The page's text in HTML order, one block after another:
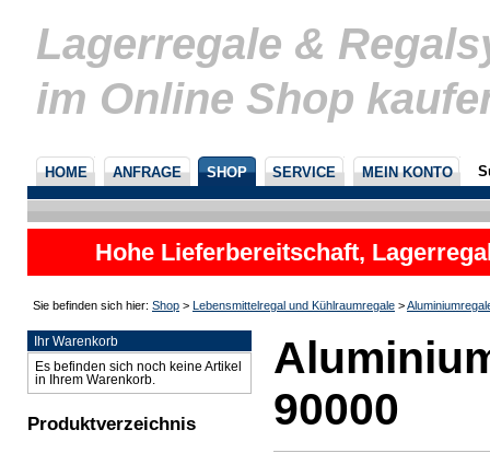
Lagerregale &
im Online Shop
HOME ANFRAGE SHOP SERVICE MEIN KONTO
Hohe Lieferbereitschaft,
nicht
Sie befinden sich hier: Shop > Lebensmittelregal und Kühlraumregale >
Ihr Warenkorb
Es befinden sich noch keine Artikel
in Ihrem Warenkorb.
Produktverzeichnis
90000